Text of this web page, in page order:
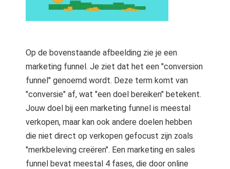
Op de bovenstaande afbeelding zie je een
marketing funnel. Je ziet dat het een "conversion
funnel" genoemd wordt. Deze term komt van
"conversie" af, wat "een doel bereiken" betekent.
Jouw doel bij een marketing funnel is meestal
verkopen, maar kan ook andere doelen hebben
die niet direct op verkopen gefocust zijn zoals
"merkbeleving creëren". Een marketing en sales
funnel bevat meestal 4 fases, die door online